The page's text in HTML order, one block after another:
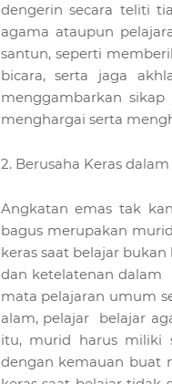
dengerin secara teliti
agama ataupun
santun, seperti
bicara, serta jaga
menggambarkan
menghargai serta
2. Berusaha Keras
Angkatan emas tak
bagus merupakan
keras saat belajar
dan ketelatenan dalam
mata pelajaran umum
alam, pelajar belajar
itu, murid harus miliki
dengan kemauan buat